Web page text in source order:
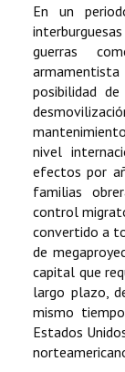
En un
guerras
posibilidad
nivel
efectos por
familias
control
convertido a
de
capital que
largo plazo,
mismo
Estados